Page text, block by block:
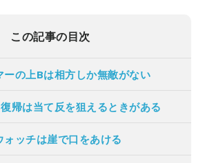
この記事の目次
ーの上Bは相方しか無敵がない
帰は当て反を狙えるときがある
ォッチは崖で口をあける